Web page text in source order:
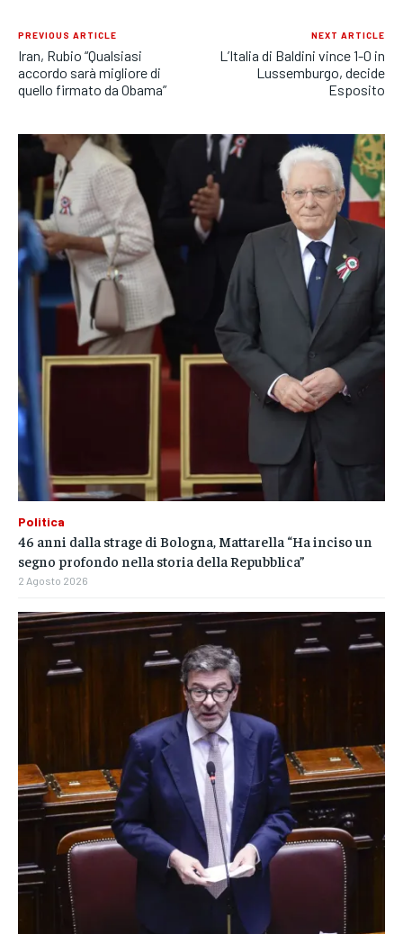
PREVIOUS ARTICLE
Iran, Rubio “Qualsiasi
accordo sarà migliore di
quello firmato da Obama”
NEXT ARTICLE
L’Italia di Baldini vince 1-0 in
Lussemburgo, decide
Esposito
Politica
46 anni dalla strage di Bologna, Mattarella “Ha inciso un
segno profondo nella storia della Repubblica”
2 Agosto 2026